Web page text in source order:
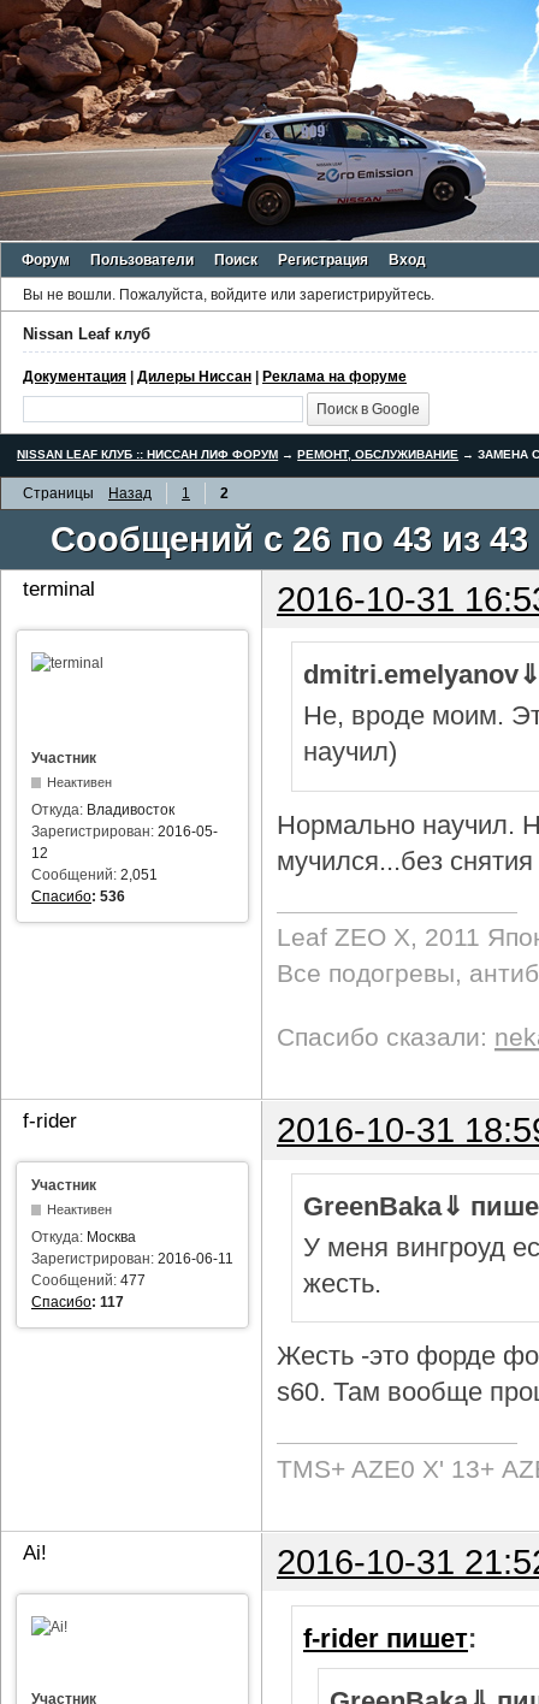
Форум Пользователи Поиск Регистрация Вход
Вы не вошли. Пожалуйста, войдите или зарегистрируйтесь.
Nissan Leaf клуб
Документация | Дилеры Ниссан | Реклама на форуме
NISSAN LEAF КЛУБ :: НИССАН ЛИФ ФОРУМ → РЕМОНТ, ОБСЛУЖИВАНИЕ →ЗАМЕНА
Страницы Назад 1 2
Сообщений с 26 по 43 из 43
terminal 2016-10-31
Участник
Неактивен
Откуда: Владивосток
Зарегистрирован: 2016-05-
12
Сообщений: 2,051
Спасибо: 536
Не, вроде моим.
научил)
Нормально научил.
мучился...без снятия
Leaf ZEO Х, 2011
Все подогревы,
Спасибо сказали:
f-rider 2016-10-31
Участник
Неактивен
Откуда: Москва
Зарегистрирован: 2016-06-11
Сообщений: 477
Спасибо: 117
GreenBaka⇓
У меня вингроуд
жесть.
Жесть -это форде
s60. Там вообще
TMS+ AZE0 Х' 13+
Ai! 2016-10-31
Участник
f-rider пишет: